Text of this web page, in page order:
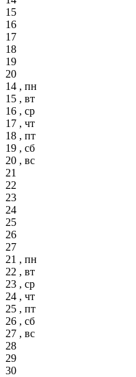
15
16
17
18
19
20
14 , пн
15 , вт
16 , ср
17 , чт
18 , пт
19 , сб
20 , вс
21
22
23
24
25
26
27
21 , пн
22 , вт
23 , ср
24 , чт
25 , пт
26 , сб
27 , вс
28
29
30